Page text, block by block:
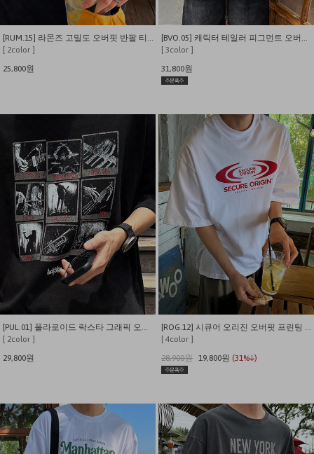
[RUM.15] 라몬즈 고밀도 오버핏 반팔 티셔츠
[ 2color ]
25,800원
[BVO.05] 캐릭터 테일러 피그먼트 오버핏 반팔티
[ 3color ]
31,800원
[PUL.01] 폴라로이드 락스타 그래픽 오버핏 반팔티
[ 2color ]
29,800원
[ROG.12] 시큐어 오리진 오버핏 프린팅 반팔티
[ 4color ]
28,900원 19,800원 (31%↓)